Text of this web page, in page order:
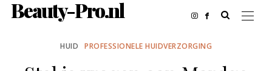
Beauty-Pro.nl
HUID PROFESSIONELE HUIDVERZORGING